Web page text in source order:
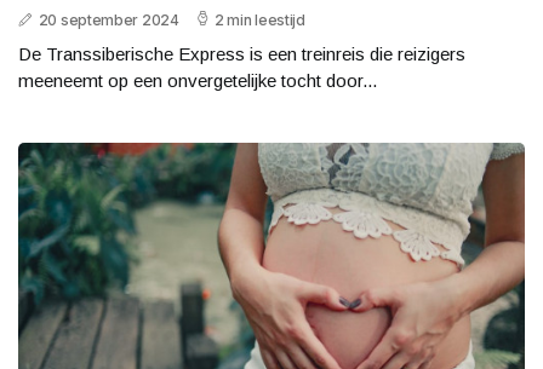
20 september 2024 2 min leestijd
De Transsiberische Express is een treinreis die reizigers
meeneemt op een onvergetelijke tocht door...